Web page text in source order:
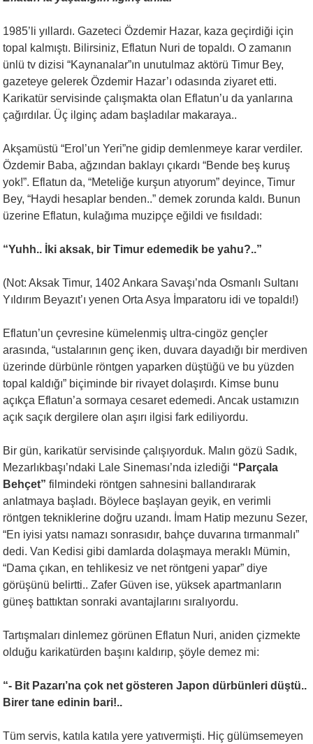
1985’li yıllardı. Gazeteci Özdemir Hazar, kaza geçirdiği için
topal kalmıştı. Bilirsiniz, Eflatun Nuri de topaldı. O zamanın
ünlü tv dizisi “Kaynanalar”ın unutulmaz aktörü Timur Bey,
gazeteye gelerek Özdemir Hazar’ı odasında ziyaret etti.
Karikatür servisinde çalışmakta olan Eflatun’u da yanlarına
çağırdılar. Üç ilginç adam başladılar makaraya..
Akşamüstü “Erol’un Yeri”ne gidip demlenmeye karar verdiler.
Özdemir Baba, ağzından baklayı çıkardı “Bende beş kuruş
yok!”. Eflatun da, “Meteliğe kurşun atıyorum” deyince, Timur
Bey, “Haydi hesaplar benden..” demek zorunda kaldı. Bunun
üzerine Eflatun, kulağıma muzipçe eğildi ve fısıldadı:
“Yuhh.. İki aksak, bir Timur edemedik be yahu?..”
(Not: Aksak Timur, 1402 Ankara Savaşı’nda Osmanlı Sultanı
Yıldırım Beyazıt’ı yenen Orta Asya İmparatoru idi ve topaldı!)
Eflatun’un çevresine kümelenmiş ultra-cingöz gençler
arasında, “ustalarının genç iken, duvara dayadığı bir merdiven
üzerinde dürbünle röntgen yaparken düştüğü ve bu yüzden
topal kaldığı” biçiminde bir rivayet dolaşırdı. Kimse bunu
açıkça Eflatun’a sormaya cesaret edemedi. Ancak ustamızın
açık saçık dergilere olan aşırı ilgisi fark ediliyordu.
Bir gün, karikatür servisinde çalışıyorduk. Malın gözü Sadık,
Mezarlıkbaşı’ndaki Lale Sineması’nda izlediği “Parçala
Behçet” filmindeki röntgen sahnesini ballandırarak
anlatmaya başladı. Böylece başlayan geyik, en verimli
röntgen tekniklerine doğru uzandı. İmam Hatip mezunu Sezer,
“En iyisi yatsı namazı sonrasıdır, bahçe duvarına tırmanmalı”
dedi. Van Kedisi gibi damlarda dolaşmaya meraklı Mümin,
“Dama çıkan, en tehlikesiz ve net röntgeni yapar” diye
görüşünü belirtti.. Zafer Güven ise, yüksek apartmanların
güneş battıktan sonraki avantajlarını sıralıyordu.
Tartışmaları dinlemez görünen Eflatun Nuri, aniden çizmekte
olduğu karikatürden başını kaldırıp, şöyle demez mi:
“- Bit Pazarı’na çok net gösteren Japon dürbünleri düştü..
Birer tane edinin bari!..
Tüm servis, katıla katıla yere yatıvermişti. Hiç gülümsemeyen